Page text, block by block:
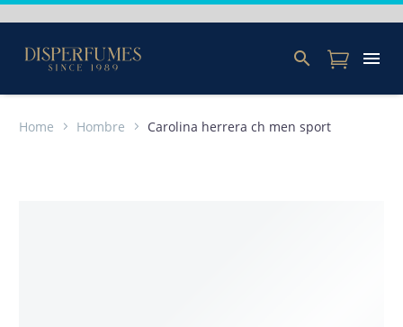
Home Hombre Carolina herrera ch men sport